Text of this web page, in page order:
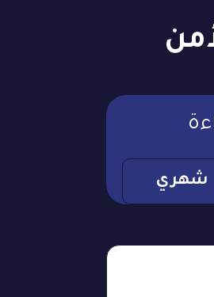
شهري